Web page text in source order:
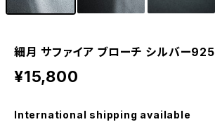
細月 サファイア ブローチ シルバー925
¥15,800
International shipping available